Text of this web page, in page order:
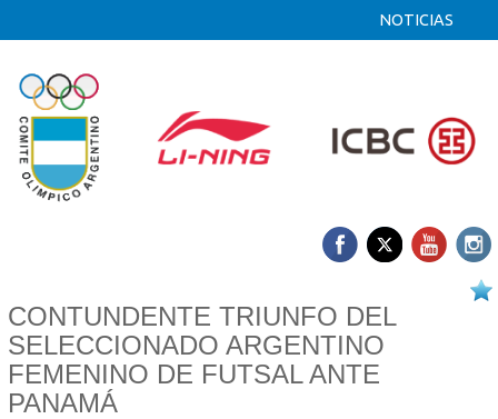
NOTICIAS
CONTUNDENTE TRIUNFO DEL
SELECCIONADO ARGENTINO
FEMENINO DE FUTSAL ANTE
PANAMÁ